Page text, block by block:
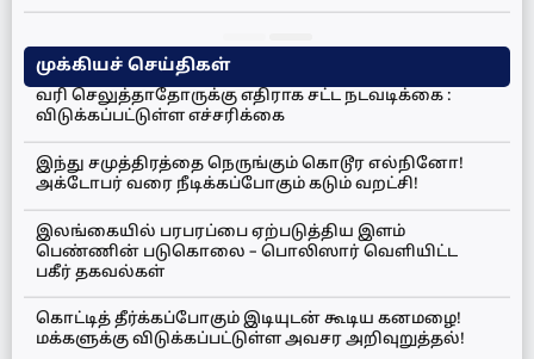
முக்கியச் செய்திகள்
வரி செலுத்தாதோருக்கு எதிராக சட்ட நடவடிக்கை :
விடுக்கப்பட்டுள்ள எச்சரிக்கை
இந்து சமுத்திரத்தை நெருங்கும் கொடூர எல்நினோ!
அக்டோபர் வரை நீடிக்கப்போகும் கடும் வறட்சி!
இலங்கையில் பரபரப்பை ஏற்படுத்திய இளம்
பெண்ணின் படுகொலை – பொலிஸார் வெளியிட்ட
பகீர் தகவல்கள்
கொட்டித் தீர்க்கப்போகும் இடியுடன் கூடிய கனமழை!
மக்களுக்கு விடுக்கப்பட்டுள்ள அவசர அறிவுறுத்தல்!